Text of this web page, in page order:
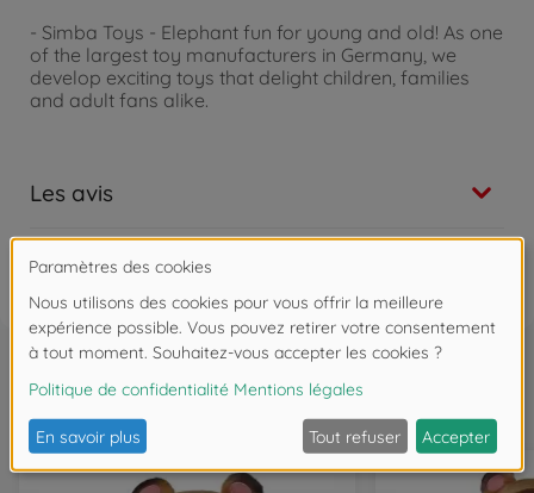
- Simba Toys - Elephant fun for young and old! As one
of the largest toy manufacturers in Germany, we
develop exciting toys that delight children, families
and adult fans alike.
Les avis
FAQ
Souvent achetés ensemble